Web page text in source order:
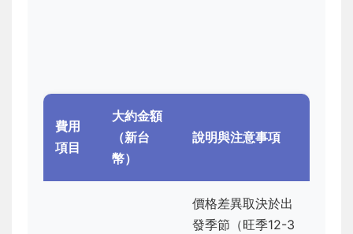
費用
項目
大約金額
（新台
幣）
說明與注意事項
價格差異取決於出
發季節（旺季12-3